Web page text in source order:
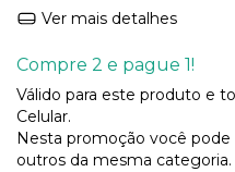
Ver mais detalhes
Compre 2 e pague 1!
Válido para este produto e
Celular.
Nesta promoção você
outros da mesma categoria.